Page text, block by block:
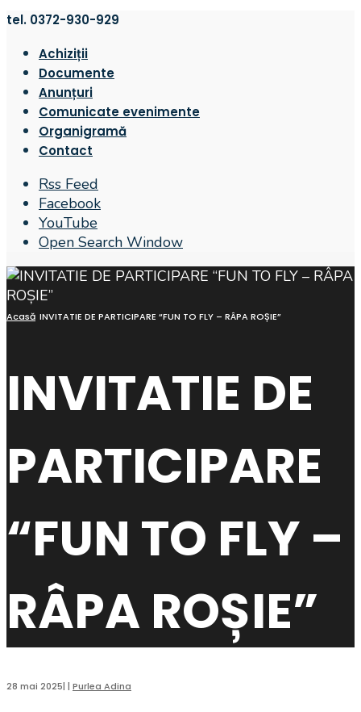
tel. 0372-930-929
Achiziții
Documente
Anunțuri
Comunicate evenimente
Organigramă
Contact
Rss Feed
Facebook
YouTube
Open Search Window
Acasă INVITATIE DE PARTICIPARE “FUN TO FLY – RÂPA ROȘIE”
INVITATIE DE
PARTICIPARE
“FUN TO FLY –
RÂPA ROȘIE”
28 mai 2025| | Purlea Adina